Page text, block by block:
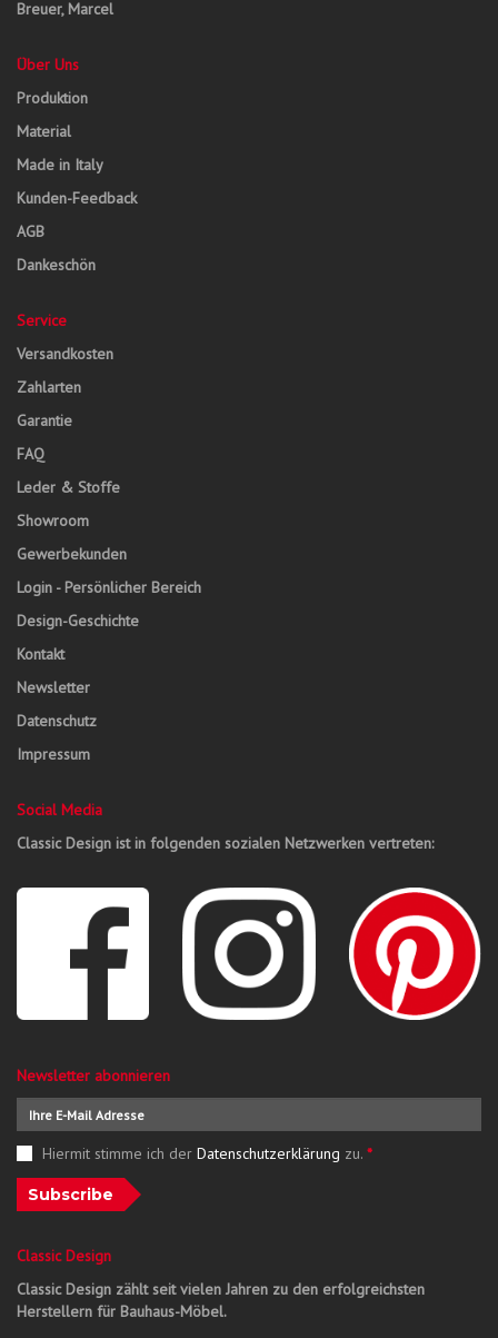
Breuer, Marcel
Über Uns
Produktion
Material
Made in Italy
Kunden-Feedback
AGB
Dankeschön
Service
Versandkosten
Zahlarten
Garantie
FAQ
Leder & Stoffe
Showroom
Gewerbekunden
Login - Persönlicher Bereich
Design-Geschichte
Kontakt
Newsletter
Datenschutz
Impressum
Social Media
Classic Design ist in folgenden sozialen Netzwerken vertreten:
Newsletter abonnieren
Hiermit stimme ich der Datenschutzerklärung zu. *
Subscribe
Classic Design
Classic Design zählt seit vielen Jahren zu den erfolgreichsten
Herstellern für Bauhaus-Möbel.